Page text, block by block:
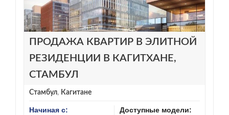
ПРОДАЖА КВАРТИР В ЭЛИТНОЙ
РЕЗИДЕНЦИИ В КАГИТХАНЕ,
СТАМБУЛ
Стамбул, Кагитане
Начиная с:
Доступные модели: